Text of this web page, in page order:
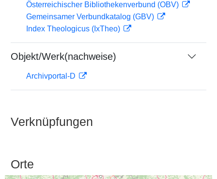
Österreichischer Bibliothekenverbund (OBV)
Gemeinsamer Verbundkatalog (GBV)
Index Theologicus (IxTheo)
Objekt/Werk(nachweise)
Archivportal-D
Verknüpfungen
Orte